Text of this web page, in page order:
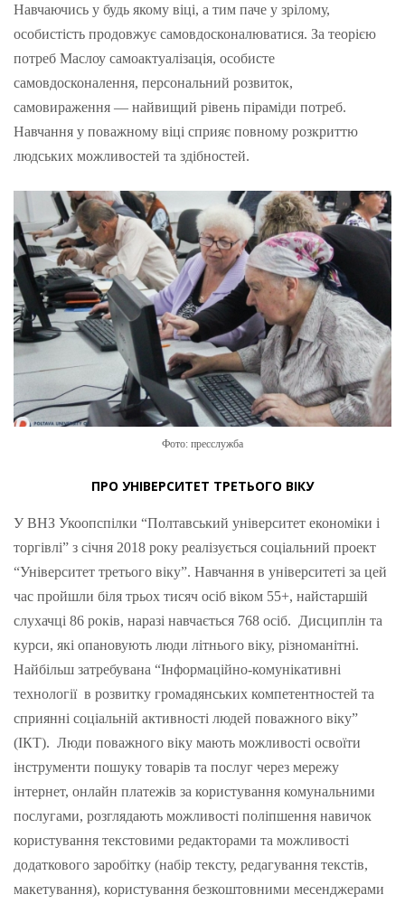
Навчаючись у будь якому віці, а тим паче у зрілому,
особистість продовжує самовдосконалюватися. За теорією
потреб Маслоу самоактуалізація, особисте
самовдосконалення, персональний розвиток,
самовираження — найвищий рівень піраміди потреб.
Навчання у поважному віці сприяє повному розкриттю
людських можливостей та здібностей.
Фото: пресслужба
ПРО УНІВЕРСИТЕТ ТРЕТЬОГО ВІКУ
У ВНЗ Укоопспілки “Полтавський університет економіки і
торгівлі” з січня 2018 року реалізується соціальний проект
“Університет третього віку”. Навчання в університеті за цей
час пройшли біля трьох тисяч осіб віком 55+, найстаршій
слухачці 86 років, наразі навчається 768 осіб. Дисциплін та
курси, які опановують люди літнього віку, різноманітні.
Найбільш затребувана “Інформаційно-комунікативні
технології в розвитку громадянських компетентностей та
сприянні соціальній активності людей поважного віку”
(ІКТ). Люди поважного віку мають можливості освоїти
інструменти пошуку товарів та послуг через мережу
інтернет, онлайн платежів за користування комунальними
послугами, розглядають можливості поліпшення навичок
користування текстовими редакторами та можливості
додаткового заробітку (набір тексту, редагування текстів,
макетування), користування безкоштовними месенджерами